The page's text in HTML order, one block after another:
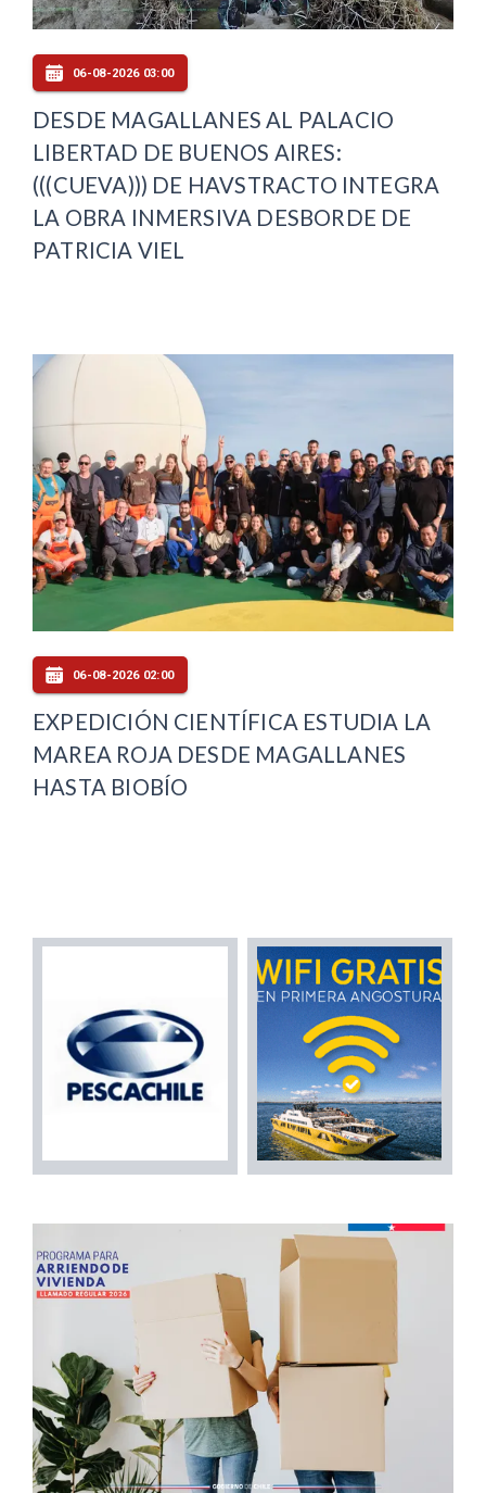
06-08-2026 03:00
DESDE MAGALLANES AL PALACIO
LIBERTAD DE BUENOS AIRES:
(((CUEVA))) DE HAVSTRACTO INTEGRA
LA OBRA INMERSIVA DESBORDE DE
PATRICIA VIEL
06-08-2026 02:00
EXPEDICIÓN CIENTÍFICA ESTUDIA LA
MAREA ROJA DESDE MAGALLANES
HASTA BIOBÍO